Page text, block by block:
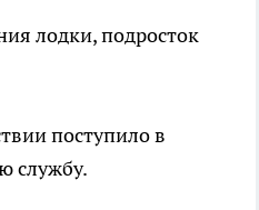
лодки, подросток
поступило в
службу.